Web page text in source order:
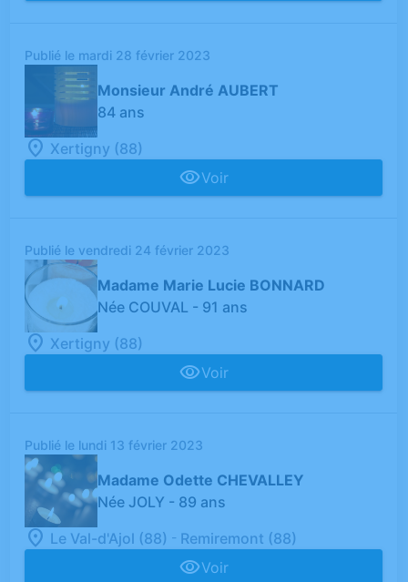
Publié le mardi 28 février 2023
Monsieur André AUBERT
84 ans
Xertigny (88)
Voir
Publié le vendredi 24 février 2023
Madame Marie Lucie BONNARD
Née COUVAL - 91 ans
Xertigny (88)
Voir
Publié le lundi 13 février 2023
Madame Odette CHEVALLEY
Née JOLY - 89 ans
Le Val-d'Ajol (88) - Remiremont (88)
Voir